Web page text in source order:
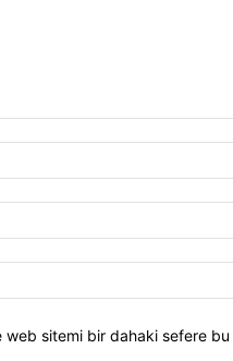
web sitemi bir dahaki sefere bu